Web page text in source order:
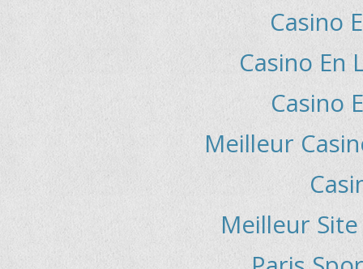
Casino
Casino En
Casino
Meilleur
Meilleur